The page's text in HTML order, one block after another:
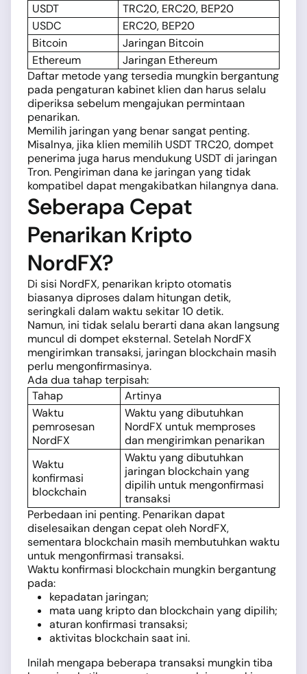
USDT
TRC20, ERC20, BEP20
USDC
ERC20, BEP20
Bitcoin
Jaringan Bitcoin
Ethereum
Jaringan Ethereum
Daftar metode yang tersedia mungkin bergantung
pada pengaturan kabinet klien dan harus selalu
diperiksa sebelum mengajukan permintaan
penarikan.
Memilih jaringan yang benar sangat penting.
Misalnya, jika klien memilih USDT TRC20, dompet
penerima juga harus mendukung USDT di jaringan
Tron. Pengiriman dana ke jaringan yang tidak
kompatibel dapat mengakibatkan hilangnya dana.
Seberapa Cepat
Penarikan Kripto
NordFX?
Di sisi NordFX, penarikan kripto otomatis
biasanya diproses dalam hitungan detik,
seringkali dalam waktu sekitar 10 detik.
Namun, ini tidak selalu berarti dana akan langsung
muncul di dompet eksternal. Setelah NordFX
mengirimkan transaksi, jaringan blockchain masih
perlu mengonfirmasinya.
Ada dua tahap terpisah:
Tahap
Artinya
Waktu
pemrosesan
NordFX
Waktu yang dibutuhkan
NordFX untuk memproses
dan mengirimkan penarikan
Waktu
konfirmasi
blockchain
Waktu yang dibutuhkan
jaringan blockchain yang
dipilih untuk mengonfirmasi
transaksi
Perbedaan ini penting. Penarikan dapat
diselesaikan dengan cepat oleh NordFX,
sementara blockchain masih membutuhkan waktu
untuk mengonfirmasi transaksi.
Waktu konfirmasi blockchain mungkin bergantung
pada:
kepadatan jaringan;
mata uang kripto dan blockchain yang dipilih;
aturan konfirmasi transaksi;
aktivitas blockchain saat ini.
Inilah mengapa beberapa transaksi mungkin tiba